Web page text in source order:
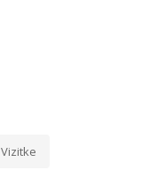
Vizitke